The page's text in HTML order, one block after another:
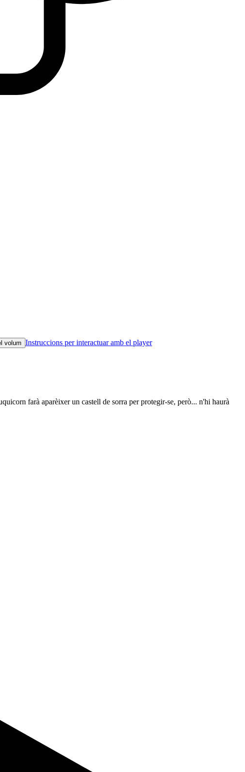
volum Instruccions per interactuar amb el player
farà aparèixer un castell de sorra per protegir-se, però... n'hi haurà